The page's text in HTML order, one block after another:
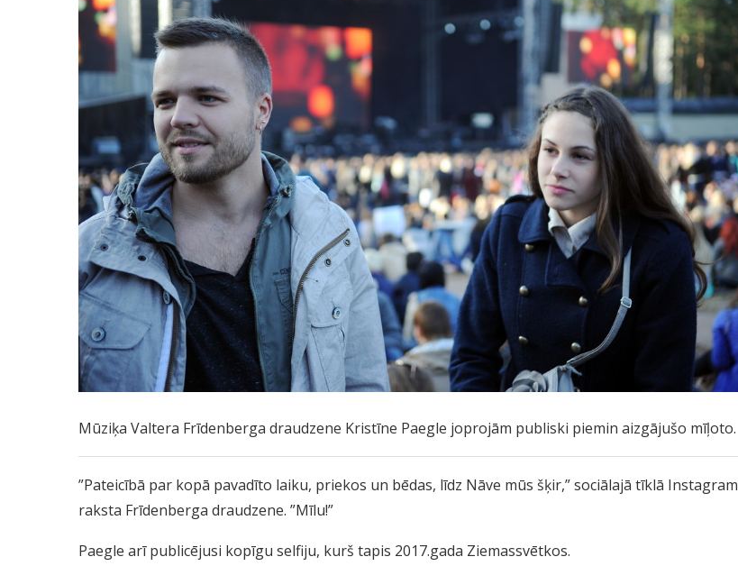
Mūziķa Valtera Frīdenberga draudzene Kristīne Paegle joprojām publiski piemin aizgājušo mīļoto.
”Pateicībā par kopā pavadīto laiku, priekos un bēdas, līdz Nāve mūs šķir,” sociālajā tīklā Instagram
raksta Frīdenberga draudzene. ”Mīlu!”
Paegle arī publicējusi kopīgu selfiju, kurš tapis 2017.gada Ziemassvētkos.